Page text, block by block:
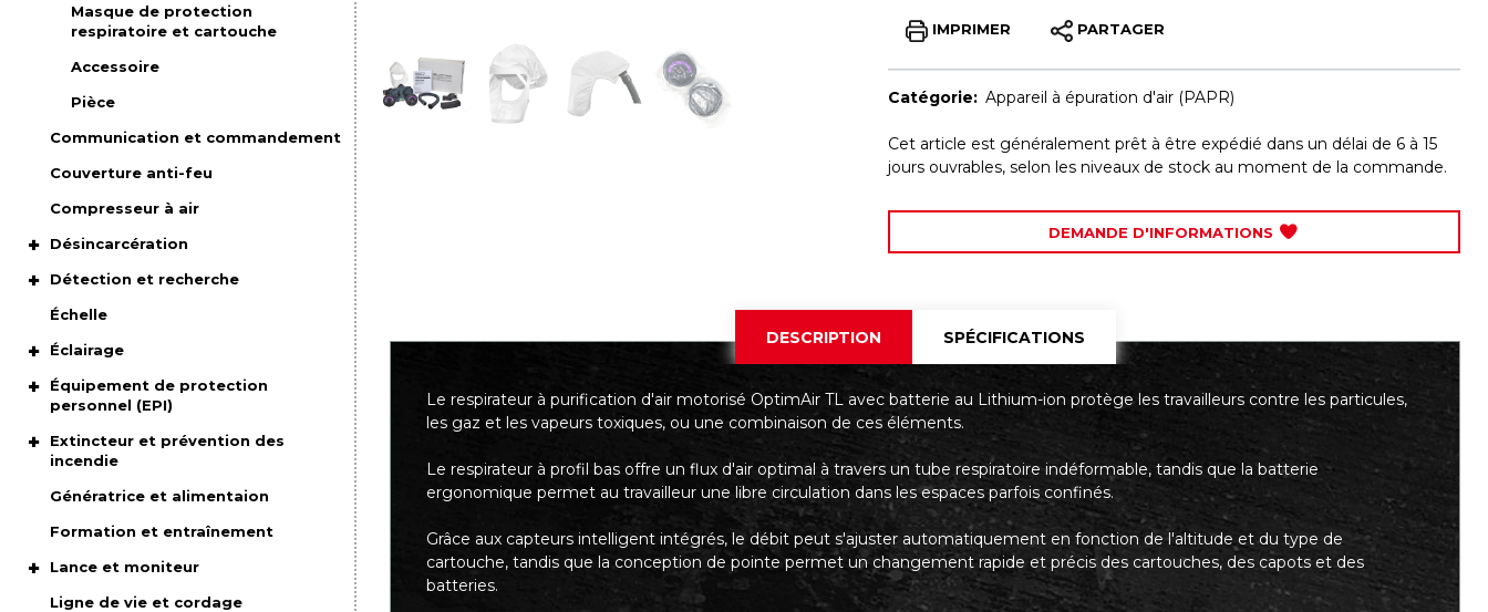
Masque de protection
respiratoire et cartouche
Accessoire
Pièce
Communication et commandement
Couverture anti-feu
Compresseur à air
Désincarcération
Détection et recherche
Échelle
Éclairage
Équipement de protection
personnel (EPI)
Extincteur et prévention des
incendie
Génératrice et alimentaion
Formation et entraînement
Lance et moniteur
Ligne de vie et cordage
IMPRIMER PARTAGER
Catégorie:Appareil à épuration d'air (PAPR)
Cet article est généralement prêt à être expédié dans un délai de 6 à 15
jours ouvrables, selon les niveaux de stock au moment de la commande.
DEMANDE D'INFORMATIONS
DESCRIPTION SPÉCIFICATIONS
Le respirateur à purification d'air motorisé OptimAir TL avec batterie au Lithium-ion protège les travailleurs contre les particules,
les gaz et les vapeurs toxiques, ou une combinaison de ces éléments.
Le respirateur à profil bas offre un flux d'air optimal à travers un tube respiratoire indéformable, tandis que la batterie
ergonomique permet au travailleur une libre circulation dans les espaces parfois confinés.
Grâce aux capteurs intelligent intégrés, le débit peut s'ajuster automatiquement en fonction de l'altitude et du type de
cartouche, tandis que la conception de pointe permet un changement rapide et précis des cartouches, des capots et des
batteries.